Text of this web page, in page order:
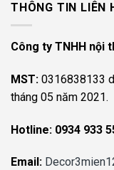
THÔNG TIN LIÊN
Công ty TNHH nội
MST: 0316838133
tháng 05 năm 2021.
Hotline: 0934 933
Email: